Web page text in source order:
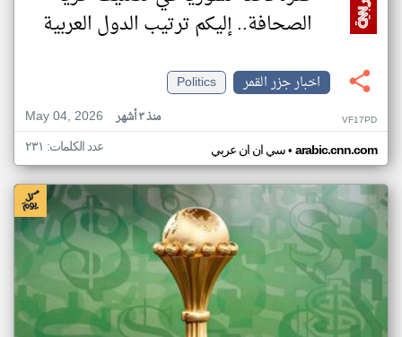
الصحافة.. إليكم ترتيب الدول العربية
اخبار جزر القمر
Politics
May 04, 2026
منذ ٣ أشهر VF17PD
سي ان ان عربي• arabic.cnn.com عدد الكلمات: ٢٣١